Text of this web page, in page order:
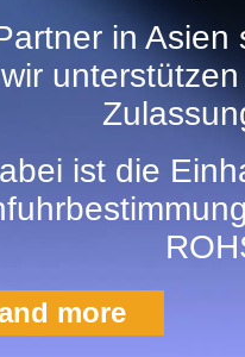
in
ist die
more